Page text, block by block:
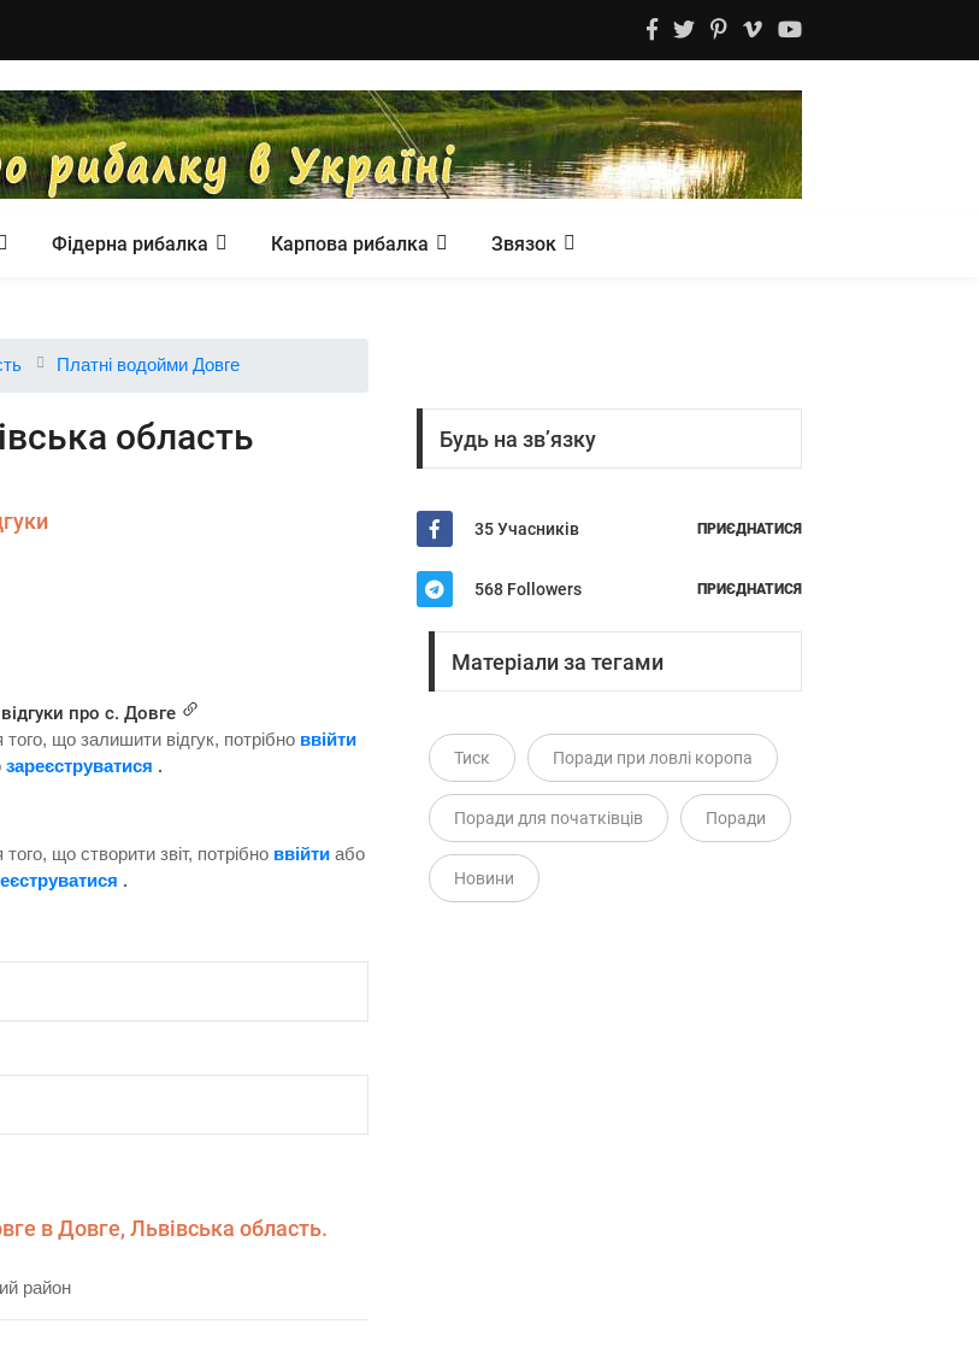
Фідерна рибалка Карпова рибалка Звязок
Платні водойми Довге
область
відгуки про с. Довге
того, що залишити відгук, потрібно ввійти
зареєструватися .
що створити звіт, потрібно ввійти або
.
в Довге, Львівська область.
район
Будь на зв’язку
35 Учасників ПРИЄДНАТИСЯ
568 Followers ПРИЄДНАТИСЯ
Матеріали за тегами
Тиск Поради при ловлі коропа
Поради для початківців Поради
Новини